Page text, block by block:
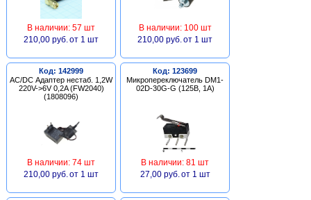
В наличии: 57 шт
210,00 руб. от 1 шт
В наличии: 100 шт
210,00 руб. от 1 шт
Код: 142999
AC/DC Адаптер нестаб. 1,2W
220V->6V 0,2A (FW2040)
(1808096)
В наличии: 74 шт
210,00 руб. от 1 шт
Код: 123699
Микропереключатель DM1-
02D-30G-G (125В, 1А)
В наличии: 81 шт
27,00 руб. от 1 шт